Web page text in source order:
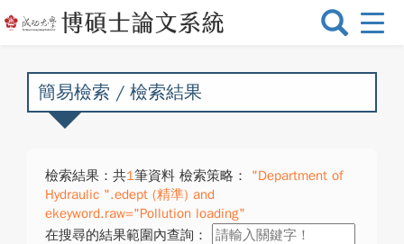
選
換
簡易檢索 / 檢索結果
檢索結果：共1筆資料 檢索策略：
"Department of
Hydraulic ".edept (精準) and
ekeyword.raw="Pollution loading"
在搜尋的結果範圍內查詢：